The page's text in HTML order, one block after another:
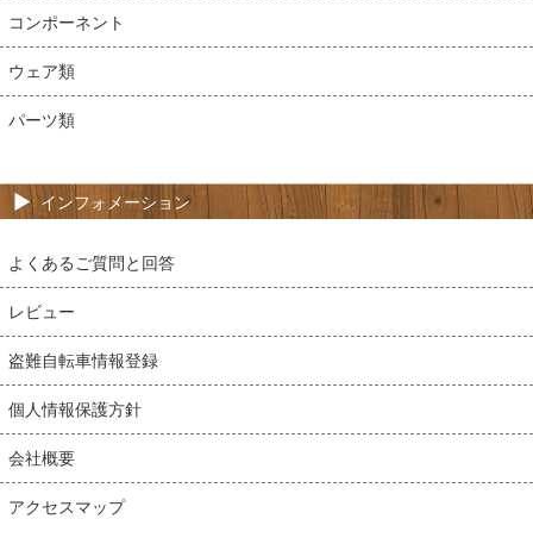
コンポーネント
ウェア類
パーツ類
インフォメーション
よくあるご質問と回答
レビュー
盗難自転車情報登録
個人情報保護方針
会社概要
アクセスマップ